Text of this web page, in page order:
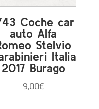
43 Coche car
auto Alfa
Stelvio
Italia
2017 Burago
9,00€